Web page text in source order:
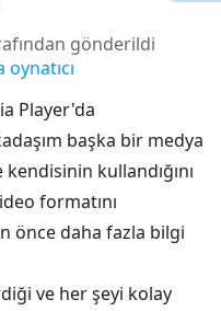
gönderildi
oynatıcı
Player'da
başka bir medya
kendisinin kullandığını
formatını
önce daha fazla bilgi
ve her şeyi kolay